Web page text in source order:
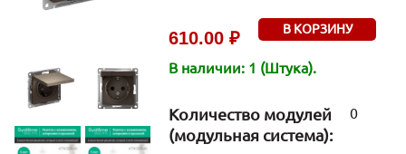
610.00 ₽ В КОРЗИНУ
В наличии: 1 (Штука).
Количество модулей
(модульная система):
0